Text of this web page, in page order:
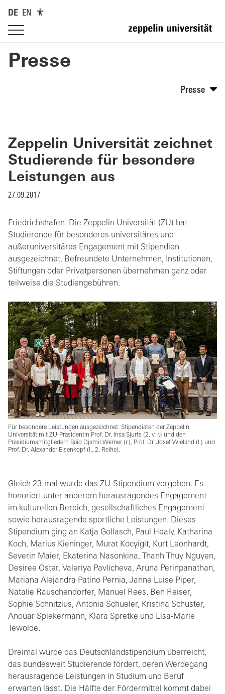
DE EN
Presse
Presse
Zeppelin Universität zeichnet
Studierende für besondere
Leistungen aus
27.09.2017
Friedrichshafen. Die Zeppelin Universität (ZU) hat
Studierende für besonderes universitäres und
außeruniversitäres Engagement mit Stipendien
ausgezeichnet. Befreundete Unternehmen, Institutionen,
Stiftungen oder Privatpersonen übernehmen ganz oder
teilweise die Studiengebühren.
Für besondere Leistungen ausgezeichnet: Stipendiaten der Zeppelin
Universität mit ZU-Präsidentin Prof. Dr. Insa Sjurts (2. v. r.) und den
Präsidiumsmitgliedern Said Djamil Werner (r.), Prof. Dr. Josef Wieland (l.) und
Prof. Dr. Alexander Eisenkopf (l., 2. Reihe).
Gleich 23-mal wurde das ZU-Stipendium vergeben. Es
honoriert unter anderem herausragendes Engagement
im kulturellen Bereich, gesellschaftliches Engagement
sowie herausragende sportliche Leistungen. Dieses
Stipendium ging an Katja Gollasch, Paul Healy, Katharina
Koch, Marius Kieninger, Murat Kocyigit, Kurt Leonhardt,
Severin Maier, Ekaterina Nasonkina, Thanh Thuy Nguyen,
Desiree Oster, Valeriya Pavlicheva, Aruna Perinpanathan,
Mariana Alejandra Patino Pernia, Janne Luise Piper,
Natalie Rauschendorfer, Manuel Rees, Ben Reiser,
Sophie Schnitzius, Antonia Schueler, Kristina Schuster,
Anouar Spiekermann, Klara Spretke und Lisa-Marie
Tewolde.
Dreimal wurde das Deutschlandstipendium überreicht,
das bundesweit Studierende fördert, deren Werdegang
herausragende Leistungen in Studium und Beruf
erwarten lässt. Die Hälfte der Fördermittel kommt dabei